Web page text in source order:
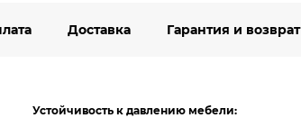
Доставка Гарантия и возврат
Устойчивость к давлению мебели: